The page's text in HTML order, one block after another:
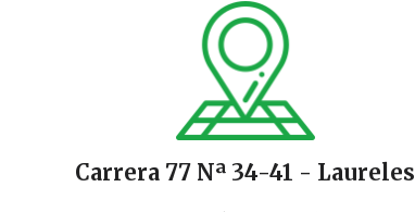
Carrera 77 Nª 34-41 - Laureles